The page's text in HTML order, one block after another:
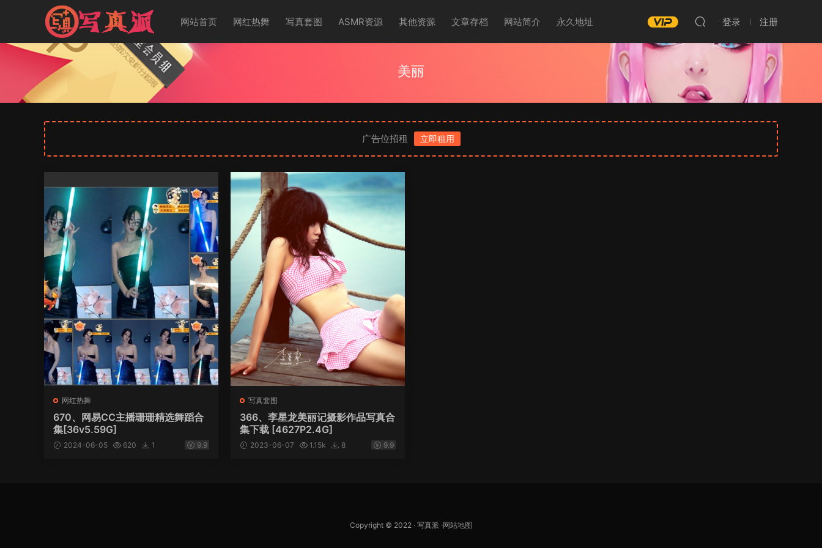
网站首页 网红热舞 写真套图 ASMR资源 其他资源 文章存档 网站简介 永久地址 登录 注册
美丽
广告位招租 立即租用
网红热舞
670、网易CC主播珊珊精选舞蹈合
集[36v5.59G]
2024-06-05 620 1 9.9
写真套图
366、李星龙美丽记摄影作品写真合
集下载 [4627P2.4G]
2023-06-07 1.15k 8 9.9
Copyright © 2022 · 写真派 ·网站地图